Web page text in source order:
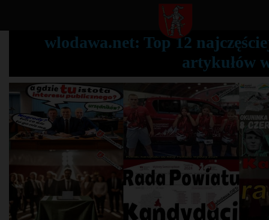
wlodawa.net: Top 12
artykułów